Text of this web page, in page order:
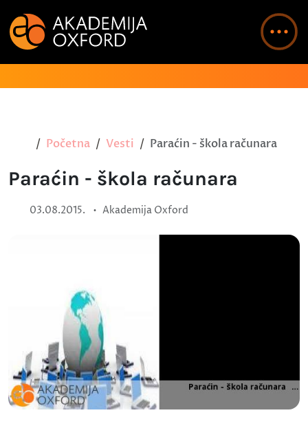
Početna Vesti Paraćin - škola računara
Paraćin - škola računara
03.08.2015. • Akademija Oxford